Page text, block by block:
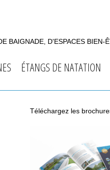
BAIGNADE, D'ESPACES
ÉTANGS DE NATATION
Téléchargez les